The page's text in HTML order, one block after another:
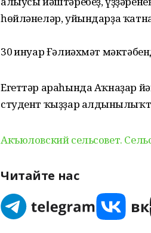
һөйләнеләр, уйындарҙа
30 ғинуар Ғәлиәхмәт
Егеттәр араһында Аҡнаҙар
студент ҡыҙҙар
Акъюловский сельсовет.
Читайте нас